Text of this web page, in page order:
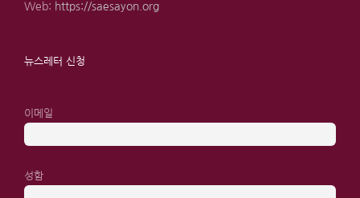
Web: https://saesayon.org
뉴스레터 신청
이메일
성함